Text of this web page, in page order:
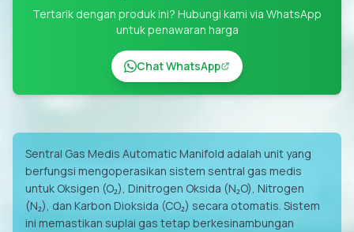
Tertarik dengan produk ini? Hubungi kami via WhatsApp
untuk penawaran harga
Chat WhatsApp
Sentral Gas Medis Automatic Manifold adalah unit yang
berfungsi mengoperasikan sistem sentral gas medis
untuk Oksigen (O₂), Dinitrogen Oksida (N₂O), Nitrogen
(N₂), dan Karbon Dioksida (CO₂) secara otomatis. Sistem
ini memastikan suplai gas tetap berkesinambungan